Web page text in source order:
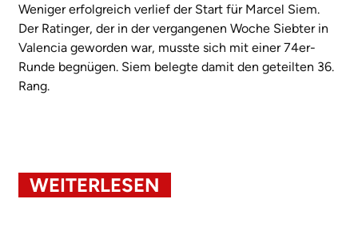
Weniger erfolgreich verlief der Start für Marcel Siem.
Der Ratinger, der in der vergangenen Woche Siebter in
Valencia geworden war, musste sich mit einer 74er-
Runde begnügen. Siem belegte damit den geteilten 36.
Rang.
WEITERLESEN